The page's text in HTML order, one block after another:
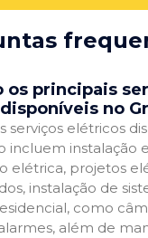
os principais
no
serviços elétricos
incluem instalação e
elétrica, projetos
instalação de
como
além de